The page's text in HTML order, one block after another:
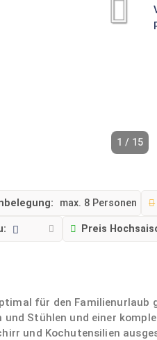
1 / 15
max. 8 Personen
Preis
für den Familienurlaub
Stühlen und einer
und Kochutensilien